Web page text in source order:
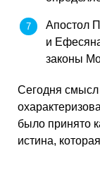
Апостол
и
законы
Сегодня
было принято
истина,